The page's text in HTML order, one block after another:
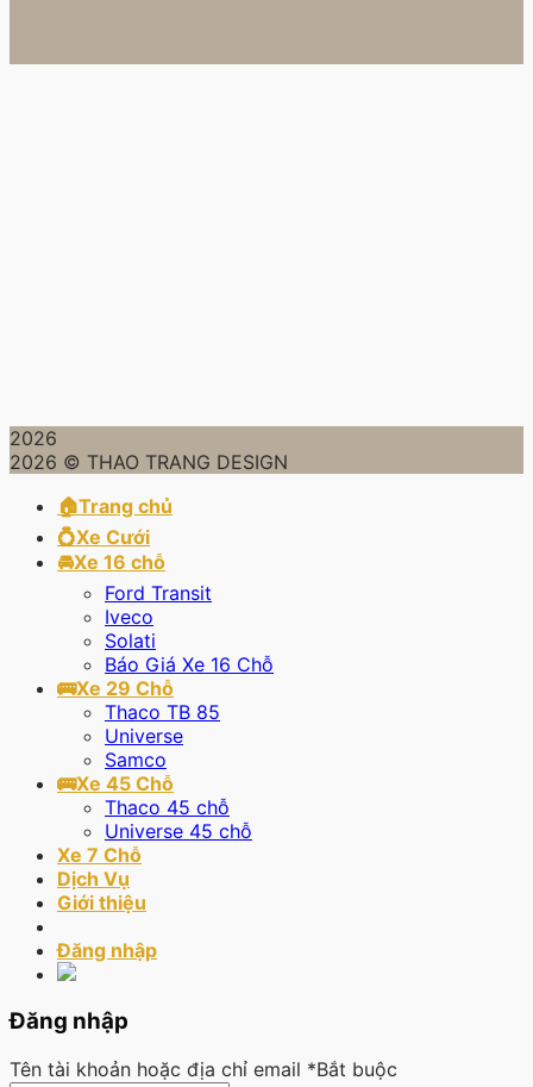
2026
2026 © THAO TRANG DESIGN
🏠Trang chủ
💍Xe Cưới
🚘Xe 16 chỗ
Ford Transit
Iveco
Solati
Báo Giá Xe 16 Chỗ
🚌Xe 29 Chỗ
Thaco TB 85
Universe
Samco
🚌Xe 45 Chỗ
Thaco 45 chỗ
Universe 45 chỗ
Xe 7 Chỗ
Dịch Vụ
Giới thiệu
Đăng nhập
Đăng nhập
Tên tài khoản hoặc địa chỉ email *Bắt buộc